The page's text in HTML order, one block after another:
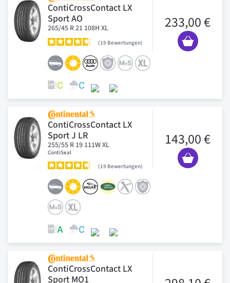
ContiCrossContact LX
Sport AO
265/45 R 21 108H XL
19 Bewertungen
233,00 €
ContiCrossContact LX
Sport J LR
255/55 R 19 111W XL
ContiSeal
19 Bewertungen
143,00 €
ContiCrossContact LX
Sport MO1